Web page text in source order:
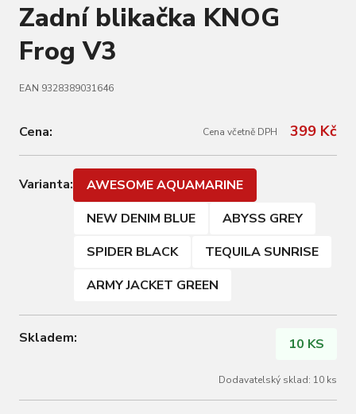
Zadní blikačka KNOG
Frog V3
EAN 9328389031646
Cena: Cena včetně DPH 399 Kč
Varianta:
AWESOME AQUAMARINE
NEW DENIM BLUE
ABYSS GREY
SPIDER BLACK
TEQUILA SUNRISE
ARMY JACKET GREEN
Skladem: 10 KS
Dodavatelský sklad: 10 ks